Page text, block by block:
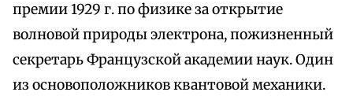
премии 1929 г. по физике за открытие
волновой природы электрона, пожизненный
секретарь Французской академии наук. Один
из основоположников квантовой механики.